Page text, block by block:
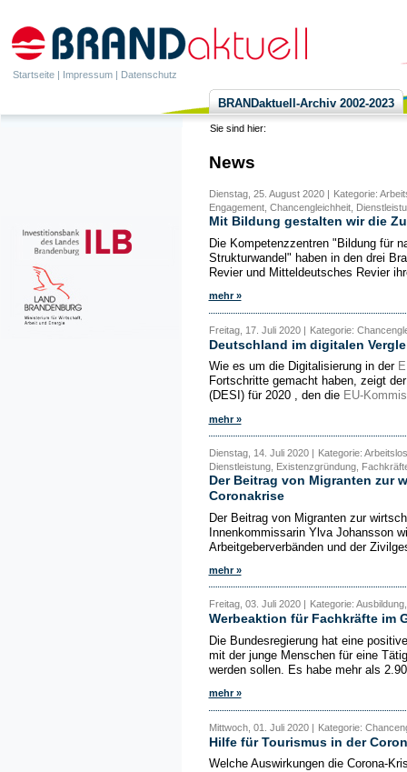
Startseite | Impressum | Datenschutz
BRANDaktuell-Archiv 2002-2023
Sie sind hier:
News
Dienstag, 25. August 2020 |
Kategorie:
Engagement, Chancengleichheit,
Mit Bildung gestalten wir die
Die Kompetenzzentren "Bildung für
Strukturwandel" haben in den drei
Revier und Mitteldeutsches Revier
mehr »
Freitag, 17. Juli 2020 | Kategorie:
Deutschland im digitalen
Wie es um die Digitalisierung in der
Fortschritte gemacht haben, zeigt
(DESI) für 2020 , den die EU-
mehr »
Dienstag, 14. Juli 2020 | Kategorie:
Dienstleistung, Existenzgründung,
Der Beitrag von Migranten zur
Coronakrise
Der Beitrag von Migranten zur
Innenkommissarin Ylva Johansson
Arbeitgeberverbänden und der
mehr »
Freitag, 03. Juli 2020 | Kategorie:
Werbeaktion für Fachkräfte im
Die Bundesregierung hat eine
mit der junge Menschen für eine
werden sollen. Es habe mehr als
mehr »
Mittwoch, 01. Juli 2020 | Kategorie:
Hilfe für Tourismus in der
Welche Auswirkungen die Corona-